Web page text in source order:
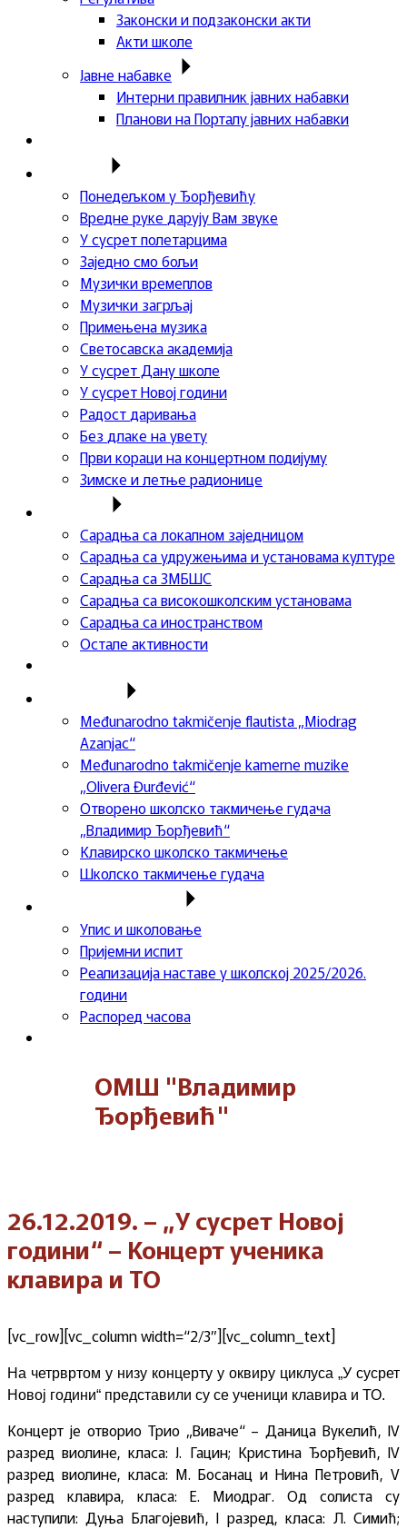
Законски и подзаконски акти
Акти школе
Јавне набавке
Интерни правилник јавних набавки
Планови на Порталу јавних набавки
Понедељком у Ђорђевићу
Вредне руке дарују Вам звуке
У сусрет полетарцима
Заједно смо бољи
Музички времеплов
Музички загрљај
Примењена музика
Светосавска академија
У сусрет Дану школе
У сусрет Новој години
Радост даривања
Без длаке на увету
Први кораци на концертном подијуму
Зимске и летње радионице
Сарадња са локалном заједницом
Сарадња са удружењима и установама културе
Сарадња са ЗМБШС
Сарадња са високошколским установама
Сарадња са иностранством
Остале активности
Međunarodno takmičenje flautista „Miodrag
Azanjac“
Međunarodno takmičenje kamerne muzike
„Olivera Đurđević“
Отворено школско такмичење гудача
„Владимир Ђорђевић“
Клавирско школско такмичење
Школско такмичење гудача
Упис и школовање
Пријемни испит
Реализација наставе у школској 2025/2026.
години
Распоред часова
ОМШ "Владимир
Ђорђевић"
26.12.2019. – „У сусрет Новој
години“ – Концерт ученика
клавира и ТО
[vc_row][vc_column width=“2/3″][vc_column_text]
На четрвртом у низу концерту у оквиру циклуса „У сусрет
Новој години“ представили су се ученици клавира и ТО.
Концерт је отворио Трио „Виваче“ – Даница Вукелић, IV
разред виолине, класа: Ј. Гацин; Кристина Ђорђевић, IV
разред виолине, класа: М. Босанац и Нина Петровић, V
разред клавира, класа: Е. Миодраг. Од солиста су
наступили: Дуња Благојевић, I разред, класа: Л. Симић;